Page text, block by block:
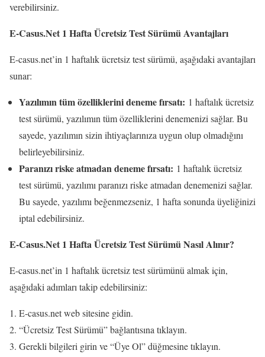
verebilirsiniz.
E-Casus.Net 1 Hafta Ücretsiz Test Sürümü Avantajları
E-casus.net’in 1 haftalık ücretsiz test sürümü, aşağıdaki avantajları
sunar:
Yazılımın tüm özelliklerini deneme fırsatı: 1 haftalık ücretsiz
test sürümü, yazılımın tüm özelliklerini denemenizi sağlar. Bu
sayede, yazılımın sizin ihtiyaçlarınıza uygun olup olmadığını
belirleyebilirsiniz.
Paranızı riske atmadan deneme fırsatı: 1 haftalık ücretsiz
test sürümü, yazılımı paranızı riske atmadan denemenizi sağlar.
Bu sayede, yazılımı beğenmezseniz, 1 hafta sonunda üyeliğinizi
iptal edebilirsiniz.
E-Casus.Net 1 Hafta Ücretsiz Test Sürümü Nasıl Alınır?
E-casus.net’in 1 haftalık ücretsiz test sürümünü almak için,
aşağıdaki adımları takip edebilirsiniz:
E-casus.net web sitesine gidin.
“Ücretsiz Test Sürümü” bağlantısına tıklayın.
Gerekli bilgileri girin ve “Üye Ol” düğmesine tıklayın.